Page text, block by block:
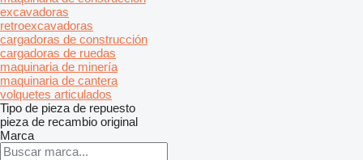
excavadoras
retroexcavadoras
cargadoras de construcción
cargadoras de ruedas
maquinaria de minería
maquinaria de cantera
volquetes articulados
Tipo de pieza de repuesto
pieza de recambio original
Marca